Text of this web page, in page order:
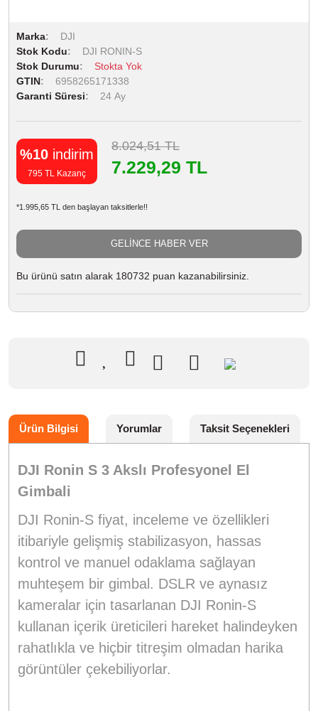
Marka
DJI
Stok Kodu
DJI RONIN-S
Stok Durumu
Stokta Yok
GTIN
6958265171338
Garanti Süresi
24 Ay
%10 indirim
795 TL Kazanç
8.024,51 TL
7.229,29 TL
*1.995,65 TL den başlayan taksitlerle!!
GELİNCE HABER VER
Bu ürünü satın alarak 180732 puan kazanabilirsiniz.
Ürün Bilgisi Yorumlar Taksit Seçenekleri
DJI Ronin S 3 Akslı Profesyonel El
Gimbali
DJI Ronin-S fiyat, inceleme ve özellikleri
itibariyle gelişmiş stabilizasyon, hassas
kontrol ve manuel odaklama sağlayan
muhteşem bir gimbal. DSLR ve aynasız
kameralar için tasarlanan DJI Ronin-S
kullanan içerik üreticileri hareket halindeyken
rahatlıkla ve hiçbir titreşim olmadan harika
görüntüler çekebiliyorlar.